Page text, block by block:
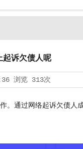
起诉欠债人呢
浏览 313次
通过网络起诉欠债人